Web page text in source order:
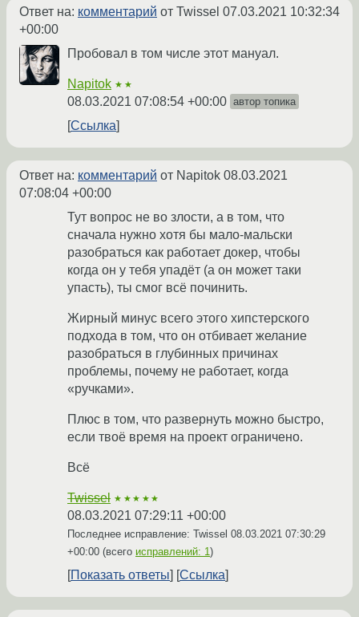
Ответ на: комментарий от Twissel 07.03.2021 10:32:34
+00:00
Пробовал в том числе этот мануал.
Napitok ★★
08.03.2021 07:08:54 +00:00 автор топика
Ссылка
Ответ на: комментарий от Napitok 08.03.2021
07:08:04 +00:00
Тут вопрос не во злости, а в том, что
сначала нужно хотя бы мало-мальски
разобраться как работает докер, чтобы
когда он у тебя упадёт (а он может таки
упасть), ты смог всё починить.
Жирный минус всего этого хипстерского
подхода в том, что он отбивает желание
разобраться в глубинных причинах
проблемы, почему не работает, когда
«ручками».
Плюс в том, что развернуть можно быстро,
если твоё время на проект ограничено.
Всё
Twissel ★★★★★
08.03.2021 07:29:11 +00:00
Последнее исправление: Twissel 08.03.2021 07:30:29
+00:00 (всего исправлений: 1)
Показать ответы Ссылка